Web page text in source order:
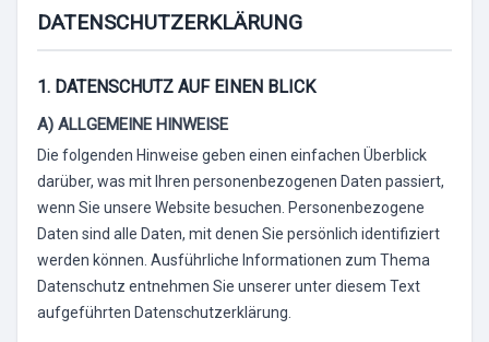
DATENSCHUTZERKLÄRUNG
1. DATENSCHUTZ AUF EINEN BLICK
A) ALLGEMEINE HINWEISE
Die folgenden Hinweise geben einen einfachen Überblick
darüber, was mit Ihren personenbezogenen Daten passiert,
wenn Sie unsere Website besuchen. Personenbezogene
Daten sind alle Daten, mit denen Sie persönlich identifiziert
werden können. Ausführliche Informationen zum Thema
Datenschutz entnehmen Sie unserer unter diesem Text
aufgeführten Datenschutzerklärung.